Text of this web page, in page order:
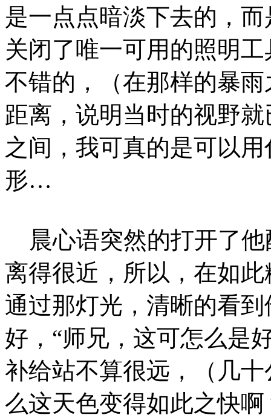
是一点点暗淡下去的，
关闭了唯一可用的照明
不错的，（在那样的暴
距离，说明当时的视野
之间，我可真的是可以
形…
晨心语突然的打开了他
离得很近，所以，在如
通过那灯光，清晰的看
好，“师兄，这可怎么是
补给站不算很远，（几
么这天色变得如此之快